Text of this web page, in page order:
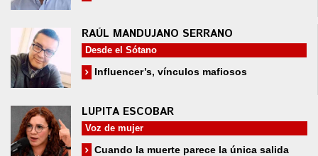
RAÚL MANDUJANO SERRANO
Desde el Sótano
Influencer’s, vínculos mafiosos
LUPITA ESCOBAR
Voz de mujer
Cuando la muerte parece la única salida